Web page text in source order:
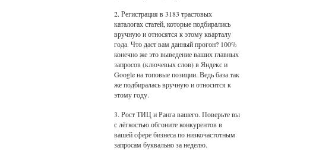
2. Регистрация в 3183 трастовых
каталогах статей, которые подбирались
вручную и относятся к этому кварталу
года. Что даст вам данный прогон? 100%
конечно же это выведение ваших главных
запросов (ключевых слов) в Яндекс и
Google на топовые позиции. Ведь база так
же подбиралась вручную и относится к
этому году.
3. Рост ТИЦ и Ранга вашего. Поверьте вы
с лёгкостью обгоните конкурентов в
вашей сфере бизнеса по низкочастотным
запросам буквально за неделю.